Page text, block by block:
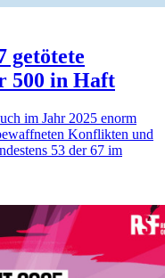
getötete
500 in Haft
im Jahr 2025 enorm
Konflikten und
53 der 67 im